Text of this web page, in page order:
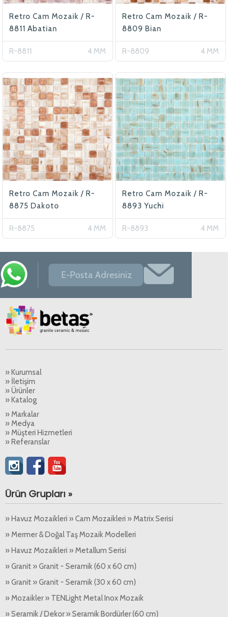
Retro Cam Mozaik / R-
8811 Abatian
R-8811 4 MM
Retro Cam Mozaik / R-
8809 Bian
R-8809 4 MM
Retro Cam Mozaik / R-
8875 Dakoto
R-8875 4 MM
Retro Cam Mozaik / R-
8893 Yuchi
R-8893 4 MM
» Kurumsal
» İletişim
» Ürünler
» Katalog
» Markalar
» Medya
» Müşteri Hizmetleri
» Referanslar
Ürün Grupları »
» Havuz Mozaikleri » Cam Mozaikleri » Matrix Serisi
» Mermer & Doğal Taş Mozaik Modelleri
» Havuz Mozaikleri » Metallum Serisi
» Granit » Granit - Seramik (60 x 60 cm)
» Granit » Granit - Seramik (30 x 60 cm)
» Mozaikler » TENLight Metal Inox Mozaik
» Seramik / Dekor » Seramik Bordürler (60 cm)